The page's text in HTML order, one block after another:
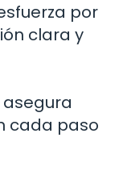
por
clara y
cada paso